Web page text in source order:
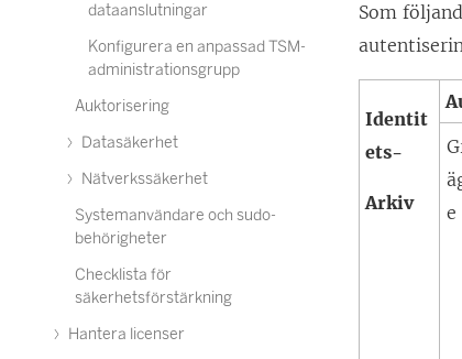
dataanslutningar
Konfigurera en anpassad TSM-
administrationsgrupp
Auktorisering
Datasäkerhet
Nätverkssäkerhet
Systemanvändare och sudo-
behörigheter
Checklista för
säkerhetsförstärkning
Hantera licenser
Som
Identit
ets-
Arkiv
e